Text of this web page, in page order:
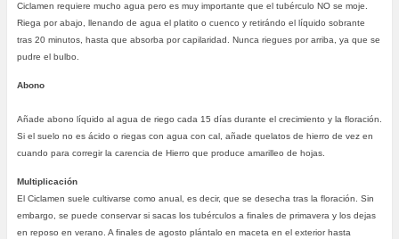
Ciclamen requiere mucho agua pero es muy importante que el tubérculo NO se moje.
Riega por abajo, llenando de agua el platito o cuenco y retirándo el líquido sobrante
tras 20 minutos, hasta que absorba por capilaridad. Nunca riegues por arriba, ya que se
pudre el bulbo.
Abono
Añade abono líquido al agua de riego cada 15 días durante el crecimiento y la floración.
Si el suelo no es ácido o riegas con agua con cal, añade quelatos de hierro de vez en
cuando para corregir la carencia de Hierro que produce amarilleo de hojas.
Multiplicación
El Ciclamen suele cultivarse como anual, es decir, que se desecha tras la floración. Sin
embargo, se puede conservar si sacas los tubérculos a finales de primavera y los dejas
en reposo en verano. A finales de agosto plántalo en maceta en el exterior hasta